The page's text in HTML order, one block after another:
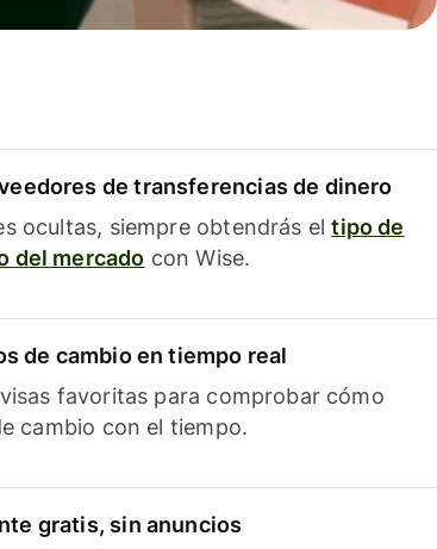
de transferencias de dinero
ocultas, siempre obtendrás eltipo de
del mercado con Wise.
de cambio en tiempo real
favoritas para comprobar cómo
cambio con el tiempo.
gratis, sin anuncios